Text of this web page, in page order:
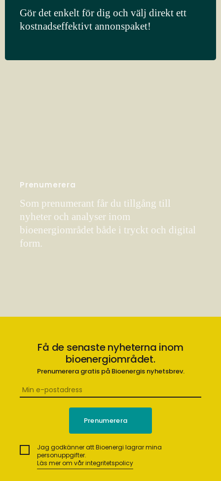
Gör det enkelt för dig och välj direkt ett
kostnadseffektivt annonspaket!
Prenumerera
Som prenumerant får du tillgång till
nyheter och analyser inom
bioenergiområdet både i tryckt och digital
form.
Få de senaste nyheterna inom
bioenergiområdet.
Prenumerera gratis på Bioenergis nyhetsbrev.
Jag godkänner att Bioenergi lagrar mina
personuppgifter.
Läs mer om vår integritetspolicy